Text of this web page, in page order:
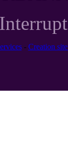
- Creation